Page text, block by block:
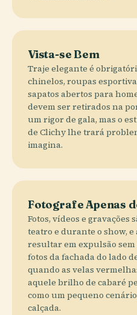
Vista-se Bem
Traje elegante é
chinelos, roupas
sapatos abertos para
devem ser retirados na
um rigor de gala, mas o
de Clichy lhe trará
imagina.
Fotografe Apenas
Fotos, vídeos e gravações
teatro e durante o show, e
resultar em expulsão
fotos da fachada do lado
quando as velas
aquele brilho de cabaré
como um pequeno
calçada.